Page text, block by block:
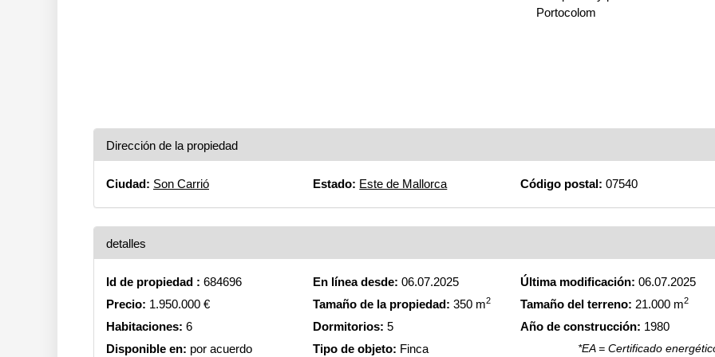
Portocolom
Dirección de la propiedad
Ciudad: Son Carrió Estado: Este de Mallorca Código postal: 07540
detalles
Id de propiedad : 684696 En línea desde: 06.07.2025 Última modificación: 06.07.2025
Precio: 1.950.000 € Tamaño de la propiedad: 350 m2 Tamaño del terreno: 21.000 m2
Habitaciones: 6 Dormitorios: 5 Año de construcción: 1980
Disponible en: por acuerdo Tipo de objeto: Finca *EA = Certificado